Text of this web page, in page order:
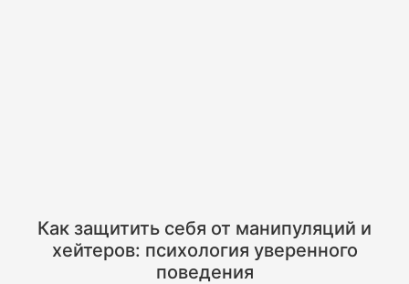
Как защитить себя от манипуляций и
хейтеров: психология уверенного
поведения